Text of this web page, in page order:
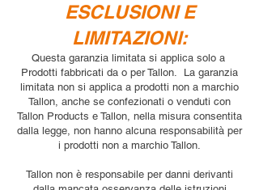
ESCLUSIONI E
LIMITAZIONI:
Questa garanzia limitata si applica solo a
Prodotti fabbricati da o per Tallon. La garanzia
limitata non si applica a prodotti non a marchio
Tallon, anche se confezionati o venduti con
Tallon Products e Tallon, nella misura consentita
dalla legge, non hanno alcuna responsabilità per
i prodotti non a marchio Tallon.
Tallon non è responsabile per danni derivanti